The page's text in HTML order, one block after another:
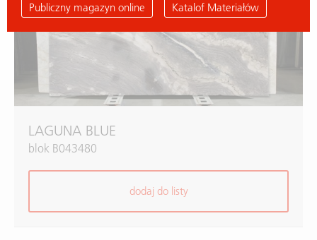
LAGUNA BLUE
blok B043480
dodaj do listy
Publiczny magazyn online Katalof Materiałów